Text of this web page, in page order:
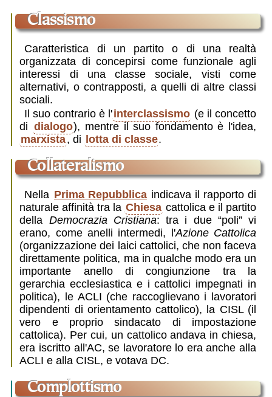
classismo
Caratteristica di un partito o di una realtà
organizzata di concepirsi come funzionale agli
interessi di una classe sociale, visti come
alternativi, o contrapposti, a quelli di altre classi
sociali.
Il suo contrario è l'interclassismo (e il concetto
di dialogo), mentre il suo fondamento è l'idea,
marxista, di lotta di classe.
collateralismo
Nella Prima Repubblica indicava il rapporto di
naturale affinità tra la Chiesa cattolica e il partito
della Democrazia Cristiana: tra i due “poli” vi
erano, come anelli intermedi, l'Azione Cattolica
(organizzazione dei laici cattolici, che non faceva
direttamente politica, ma in qualche modo era un
importante anello di congiunzione tra la
gerarchia ecclesiastica e i cattolici impegnati in
politica), le ACLI (che raccoglievano i lavoratori
dipendenti di orientamento cattolico), la CISL (il
vero e proprio sindacato di impostazione
cattolica). Per cui, un cattolico andava in chiesa,
era iscritto all'AC, se lavoratore lo era anche alla
ACLI e alla CISL, e votava DC.
complottismo